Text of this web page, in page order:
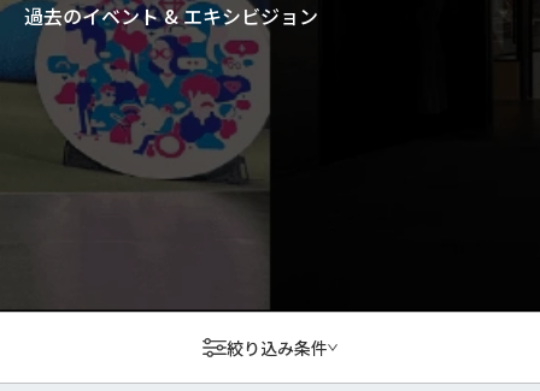
過去のイベント & エキシビジョン
絞り込み条件